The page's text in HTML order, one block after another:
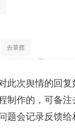
次舆情的回复
制作的，可备注
题会记录反馈给